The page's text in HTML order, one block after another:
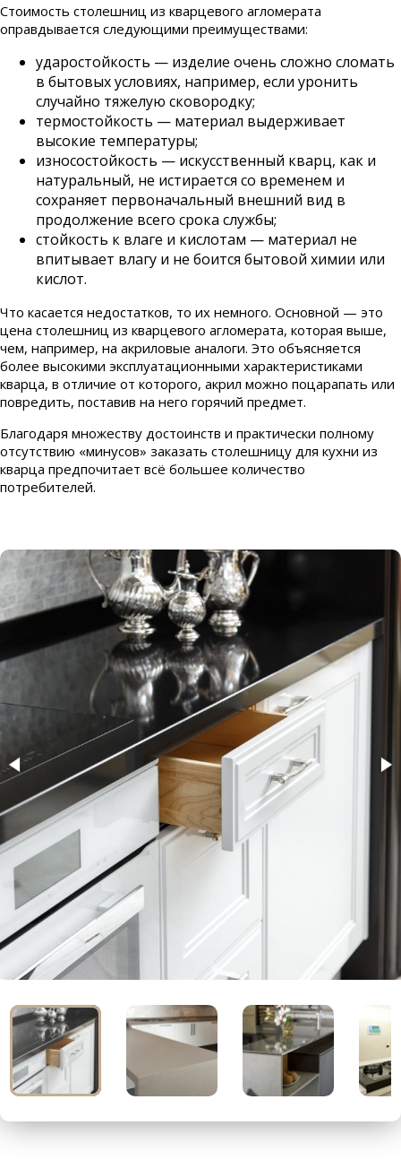
Стоимость столешниц из кварцевого агломерата
оправдывается следующими преимуществами:
ударостойкость — изделие очень сложно сломать
в бытовых условиях, например, если уронить
случайно тяжелую сковородку;
термостойкость — материал выдерживает
высокие температуры;
износостойкость — искусственный кварц, как и
натуральный, не истирается со временем и
сохраняет первоначальный внешний вид в
продолжение всего срока службы;
стойкость к влаге и кислотам — материал не
впитывает влагу и не боится бытовой химии или
кислот.
Что касается недостатков, то их немного. Основной — это
цена столешниц из кварцевого агломерата, которая выше,
чем, например, на акриловые аналоги. Это объясняется
более высокими эксплуатационными характеристиками
кварца, в отличие от которого, акрил можно поцарапать или
повредить, поставив на него горячий предмет.
Благодаря множеству достоинств и практически полному
отсутствию «минусов» заказать столешницу для кухни из
кварца предпочитает всё большее количество
потребителей.